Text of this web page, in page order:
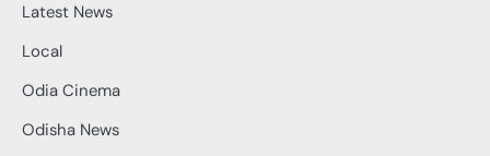
Latest News
Local
Odia Cinema
Odisha News